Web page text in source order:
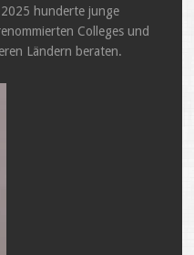
hunderte junge
Colleges und
Ländern beraten.